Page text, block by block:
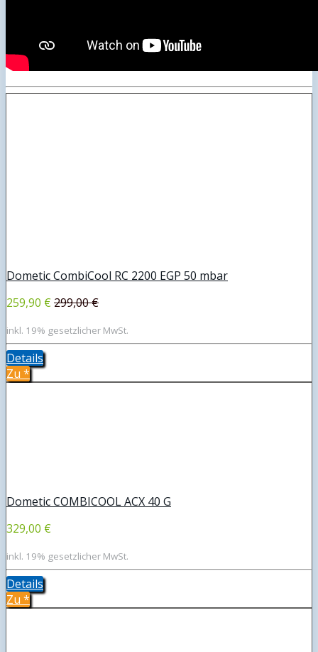
Dometic CombiCool RC 2200 EGP 50 mbar
259,90 € 299,00 €
inkl. 19% gesetzlicher MwSt.
Details
Zu *
Dometic COMBICOOL ACX 40 G
329,00 €
inkl. 19% gesetzlicher MwSt.
Details
Zu *